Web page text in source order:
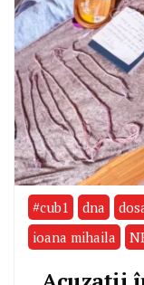
#cub1 dna
ioana mihaila